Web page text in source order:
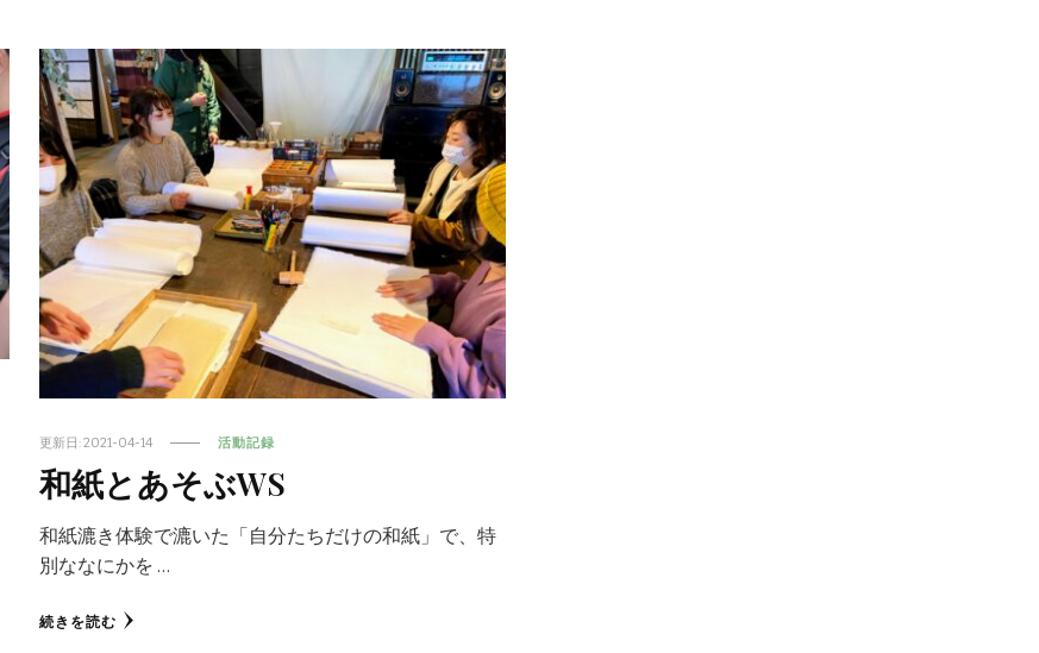
更新日:2021-04-14 活動記録
和紙とあそぶWS
和紙漉き体験で漉いた「自分たちだけの和紙」で、特
別ななにかを …
続きを読む